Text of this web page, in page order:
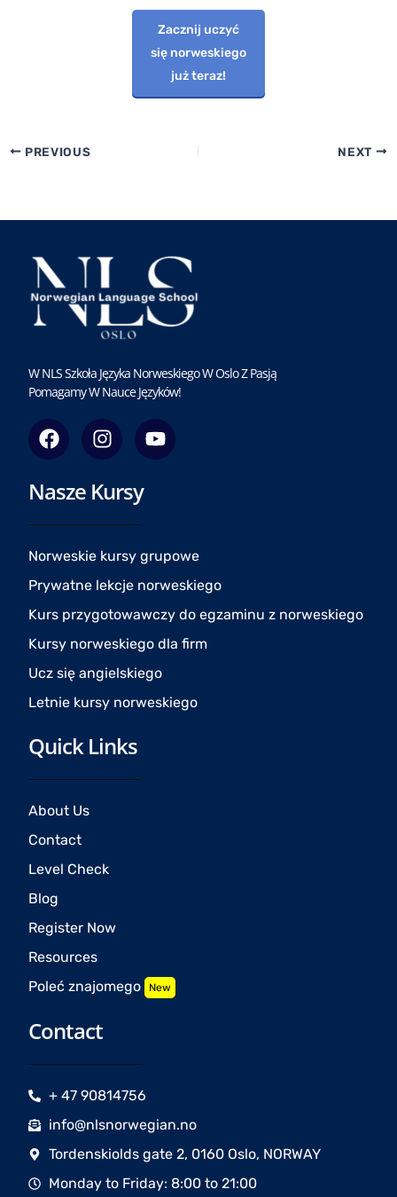
Zacznij uczyć
się norweskiego
już teraz!
PREVIOUS NEXT
W NLS Szkoła Języka Norweskiego W Oslo Z Pasją
Pomagamy W Nauce Języków!
F
a
c
e
o
o
I
n
s
t
g
r
a
m
Y
o
u
e
Nasze Kursy
Norweskie kursy grupowe
Prywatne lekcje norweskiego
Kurs przygotowawczy do egzaminu z norweskiego
Kursy norweskiego dla firm
Ucz się angielskiego
Letnie kursy norweskiego
Quick Links
About Us
Contact
Level Check
Blog
Register Now
Resources
Poleć znajomego New
Contact
+ 47 90814756
info@nlsnorwegian.no
Tordenskiolds gate 2, 0160 Oslo, NORWAY
Monday to Friday: 8:00 to 21:00